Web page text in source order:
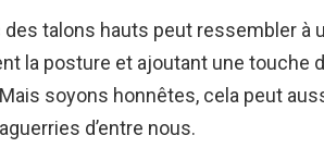
des talons hauts peut ressembler à
la posture et ajoutant une touche
soyons honnêtes, cela peut
d’entre nous.